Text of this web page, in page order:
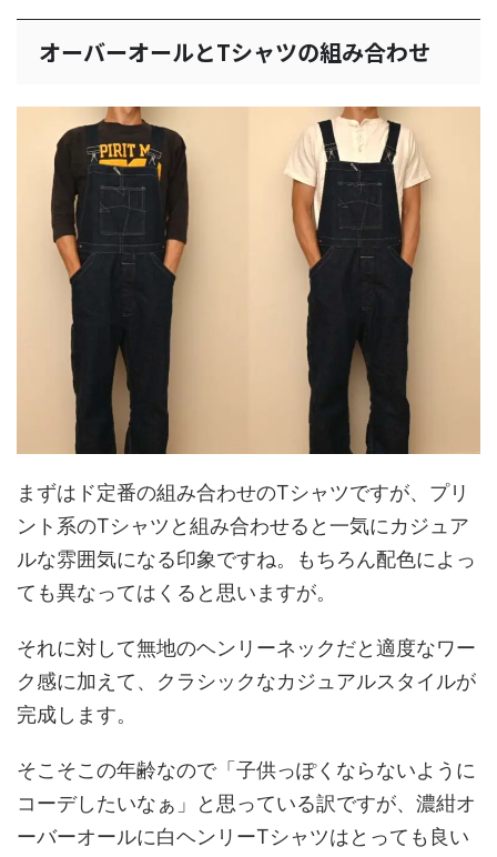
オーバーオールとTシャツの組み合わせ
まずはド定番の組み合わせのTシャツですが、プリ
ント系のTシャツと組み合わせると一気にカジュア
ルな雰囲気になる印象ですね。もちろん配色によっ
ても異なってはくると思いますが。
それに対して無地のヘンリーネックだと適度なワー
ク感に加えて、クラシックなカジュアルスタイルが
完成します。
そこそこの年齢なので「子供っぽくならないように
コーデしたいなぁ」と思っている訳ですが、濃紺オ
ーバーオールに白ヘンリーTシャツはとっても良い